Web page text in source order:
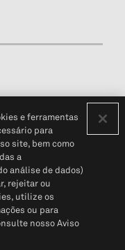
cliente (em inglês)
S&P Global
e ferramentas
para
site, bem como
a
análise de dados)
rejeitar ou
utilize os
ou para
nosso Aviso